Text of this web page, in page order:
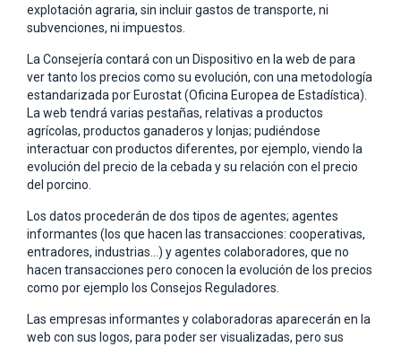
explotación agraria, sin incluir gastos de transporte, ni
subvenciones, ni impuestos.
La Consejería contará con un Dispositivo en la web de para
ver tanto los precios como su evolución, con una metodología
estandarizada por Eurostat (Oficina Europea de Estadística).
La web tendrá varias pestañas, relativas a productos
agrícolas, productos ganaderos y lonjas; pudiéndose
interactuar con productos diferentes, por ejemplo, viendo la
evolución del precio de la cebada y su relación con el precio
del porcino.
Los datos procederán de dos tipos de agentes; agentes
informantes (los que hacen las transacciones: cooperativas,
entradores, industrias…) y agentes colaboradores, que no
hacen transacciones pero conocen la evolución de los precios
como por ejemplo los Consejos Reguladores.
Las empresas informantes y colaboradoras aparecerán en la
web con sus logos, para poder ser visualizadas, pero sus